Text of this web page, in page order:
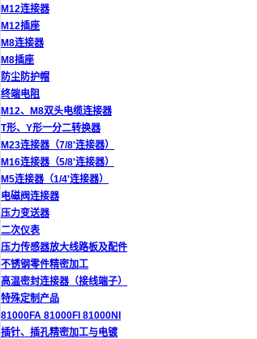
M12连接器
M12插座
M8连接器
M8插座
防尘防护帽
终端电阻
M12、M8双头电缆连接器
T形、Y形一分二转换器
M23连接器（7/8'连接器）
M16连接器（5/8'连接器）
M5连接器（1/4'连接器）
电磁阀连接器
压力变送器
二次仪表
压力传感器放大线路板及配件
不锈钢零件精密加工
高温密封连接器（接线端子）
特殊定制产品
81000FA 81000FI 81000NI
插针、插孔精密加工与电镀